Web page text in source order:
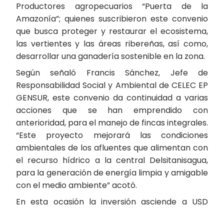
Productores agropecuarios “Puerta de la
Amazonía”; quienes suscribieron este convenio
que busca proteger y restaurar el ecosistema,
las vertientes y las áreas ribereñas, así como,
desarrollar una ganadería sostenible en la zona.
Según señaló Francis Sánchez, Jefe de
Responsabilidad Social y Ambiental de CELEC EP
GENSUR, este convenio da continuidad a varias
acciones que se han emprendido con
anterioridad, para el manejo de fincas integrales.
“Este proyecto mejorará las condiciones
ambientales de los afluentes que alimentan con
el recurso hídrico a la central Delsitanisagua,
para la generación de energía limpia y amigable
con el medio ambiente” acotó.
En esta ocasión la inversión asciende a USD